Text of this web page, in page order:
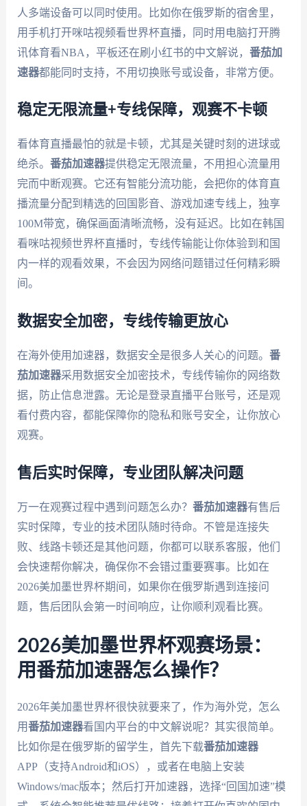
人多端设备可以同时使用。比如你在俄罗斯的宿舍里，
用手机打开咪咕视频看世界杯直播，同时用电脑打开腾
讯体育看NBA，平板还在刷小红书的中文解说， 番茄加
速器都能同时支持，不用切换账号或设备，非常方便。
稳定无限流量+专线保障，观赛不卡顿
看体育直播最怕的就是卡顿，尤其是关键时刻的进球或
绝杀。 番茄加速器提供稳定无限流量，不用担心流量用
完而中断观赛。它还有智能分流功能，会把你的体育直
播流量分配到精选的回国影音、游戏加速专线上，独享
100M带宽，确保画面清晰流畅，没有延迟。比如在韩国
看咪咕视频世界杯直播时，专线传输能让你体验到和国
内一样的观看效果，不会因为网络问题错过任何精彩瞬
间。
数据安全加密，专线传输更放心
在海外使用加速器，数据安全是很多人关心的问题。 番
茄加速器采用数据安全加密技术，专线传输你的网络数
据，防止信息泄露。无论是登录直播平台账号，还是观
看付费内容，都能保障你的隐私和账号安全，让你放心
观赛。
售后实时保障，专业团队解决问题
万一在观赛过程中遇到问题怎么办？ 番茄加速器有售后
实时保障，专业的技术团队随时待命。不管是连接失
败、线路卡顿还是其他问题，你都可以联系客服，他们
会快速帮你解决，确保你不会错过重要赛事。比如在
2026美加墨世界杯期间，如果你在俄罗斯遇到连接问
题，售后团队会第一时间响应，让你顺利观看比赛。
2026美加墨世界杯观赛场景：
用番茄加速器怎么操作？
2026年美加墨世界杯很快就要来了，作为海外党，怎么
用番茄加速器看国内平台的中文解说呢？其实很简单。
比如你是在俄罗斯的留学生，首先下载番茄加速器
APP（支持Android和iOS），或者在电脑上安装
Windows/mac版本；然后打开加速器，选择“回国加速”模